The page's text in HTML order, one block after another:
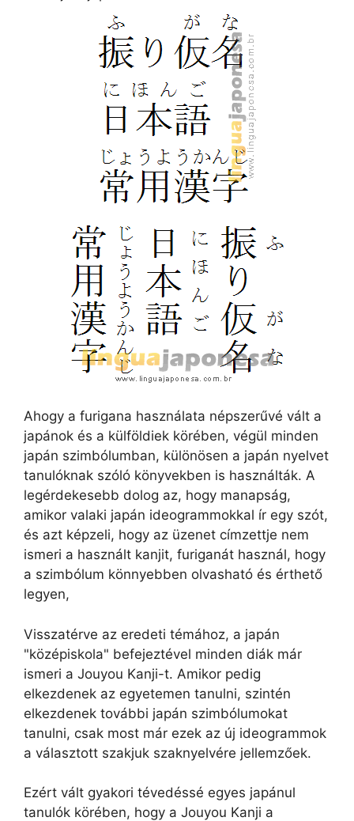
Ahogy a furigana használata népszerűvé vált a
japánok és a külföldiek körében, végül minden
japán szimbólumban, különösen a japán nyelvet
tanulóknak szóló könyvekben is használták. A
legérdekesebb dolog az, hogy manapság,
amikor valaki japán ideogrammokkal ír egy szót,
és azt képzeli, hogy az üzenet címzettje nem
ismeri a használt kanjit, furiganát használ, hogy
a szimbólum könnyebben olvasható és érthető
legyen,
Visszatérve az eredeti témához, a japán
"középiskola" befejeztével minden diák már
ismeri a Jouyou Kanji-t. Amikor pedig
elkezdenek az egyetemen tanulni, szintén
elkezdenek további japán szimbólumokat
tanulni, csak most már ezek az új ideogrammok
a választott szakjuk szaknyelvére jellemzőek.
Ezért vált gyakori tévedéssé egyes japánul
tanulók körében, hogy a Jouyou Kanji a